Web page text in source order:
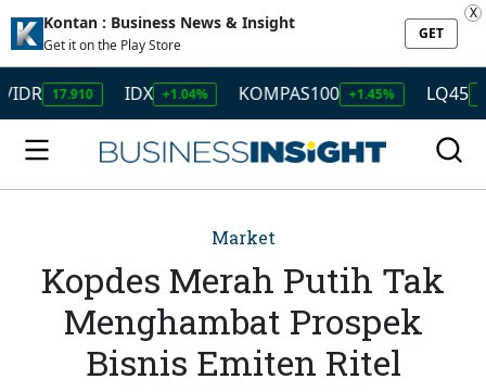
Kontan : Business News & Insight
Get it on the Play Store
GET
X
17.910 IDX +1.04% KOMPAS100 +1.45% LQ45 +1.50%
Market
Kopdes Merah Putih Tak
Menghambat Prospek
Bisnis Emiten Ritel